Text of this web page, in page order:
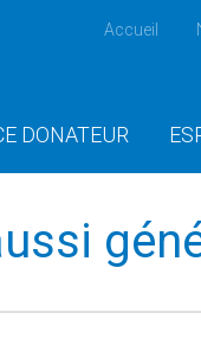
Accueil
DONATEUR